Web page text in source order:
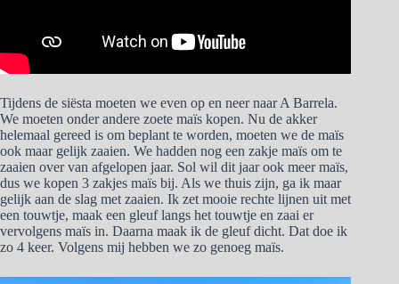
Tijdens de siësta moeten we even op en neer naar A Barrela.
We moeten onder andere zoete maïs kopen. Nu de akker
helemaal gereed is om beplant te worden, moeten we de maïs
ook maar gelijk zaaien. We hadden nog een zakje maïs om te
zaaien over van afgelopen jaar. Sol wil dit jaar ook meer maïs,
dus we kopen 3 zakjes maïs bij. Als we thuis zijn, ga ik maar
gelijk aan de slag met zaaien. Ik zet mooie rechte lijnen uit met
een touwtje, maak een gleuf langs het touwtje en zaai er
vervolgens maïs in. Daarna maak ik de gleuf dicht. Dat doe ik
zo 4 keer. Volgens mij hebben we zo genoeg maïs.